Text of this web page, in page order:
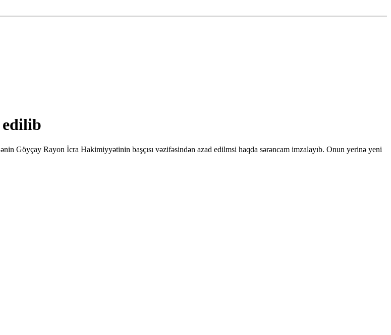
edilib
Göyçay Rayon İcra Hakimiyyətinin başçısı vəzifəsindən azad edilmsi haqda sərəncam imzalayıb. Onun yerinə yeni